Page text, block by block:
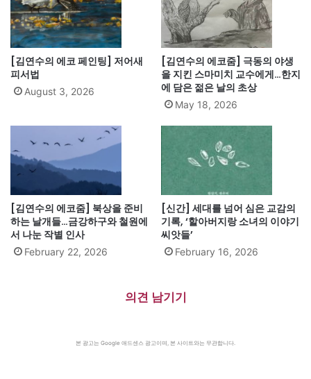
[김연수의 에코 페인팅] 저어새
피서법
August 3, 2026
[김연수의 에코줌] 극동의 야생
을 지킨 스마미치 교수에게…한지
에 담은 젊은 날의 초상
May 18, 2026
[김연수의 에코줌] 북상을 준비
하는 날개들…금강하구와 철원에
서 나눈 작별 인사
February 22, 2026
[신간] 세대를 넘어 심은 교감의
기록, ‘할아버지랑 소녀의 이야기
씨앗들’
February 16, 2026
의견 남기기
본 광고는 Google 애드센스 광고이며, 본 사이트와는 무관합니다.